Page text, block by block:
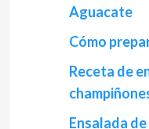
Aguacate
Cómo
Receta de
Ensalada